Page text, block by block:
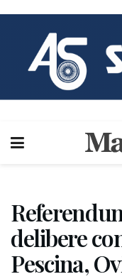
delibere
Pescina,